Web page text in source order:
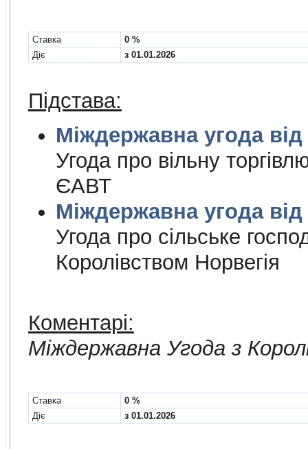
Cтавка
0 %
Діє
з 01.01.2026
Підстава:
Угода про вiльну
ЄАВТ
Угода про сiльське
Королiвством Норвегiя
Коментарі:
Мiждержавна Угода з
Cтавка
0 %
Діє
з 01.01.2026